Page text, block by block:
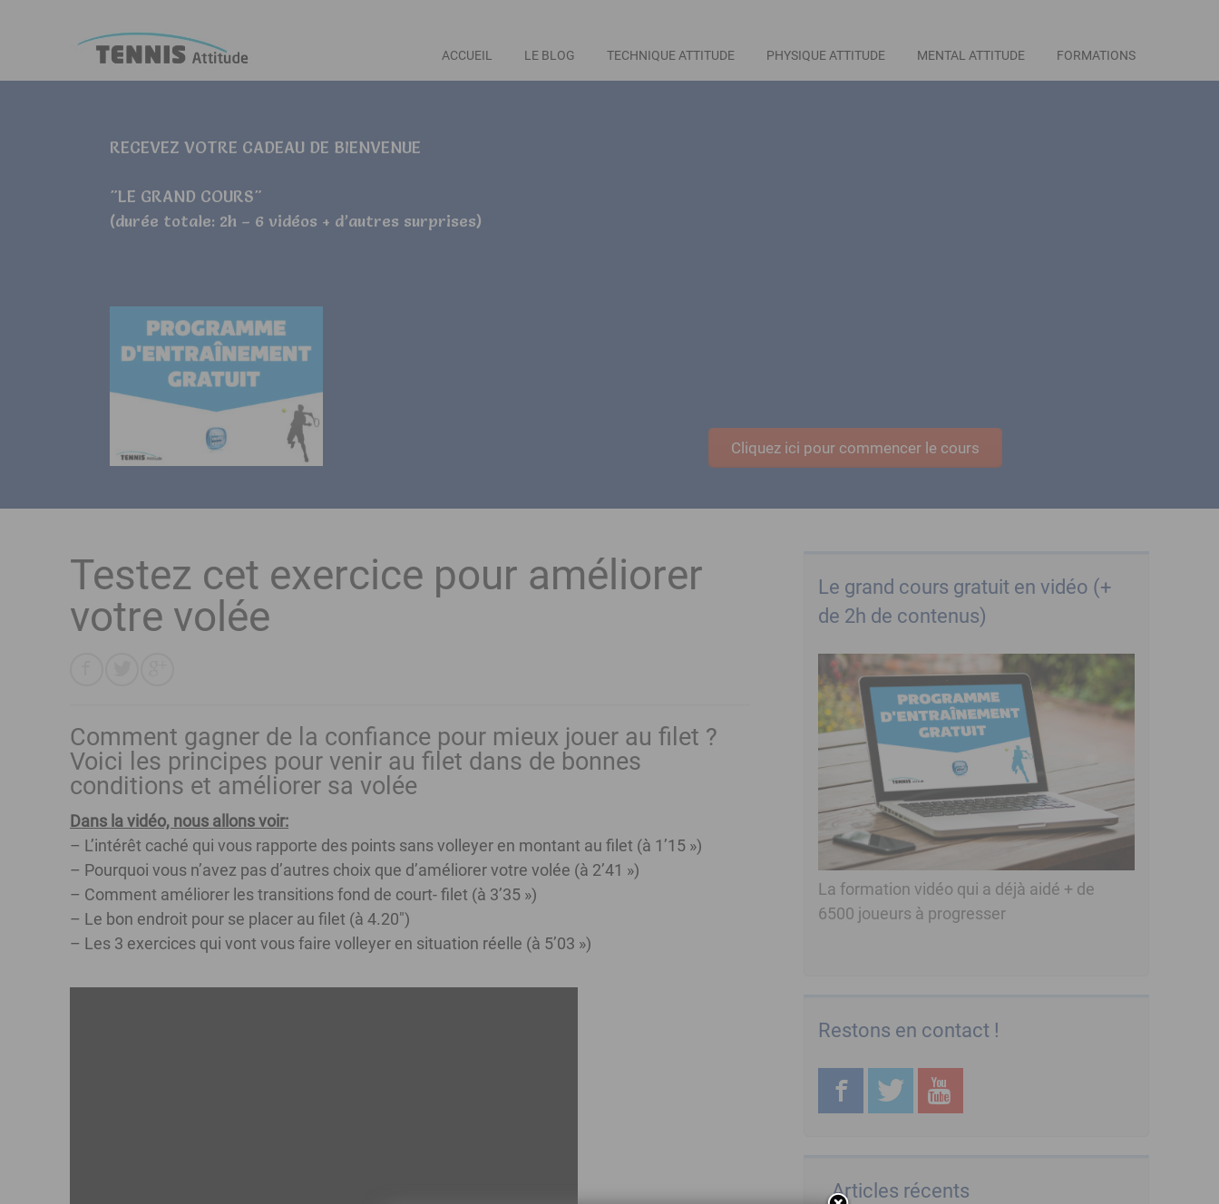
ACCUEIL LE BLOG TECHNIQUE ATTITUDE PHYSIQUE ATTITUDE MENTAL ATTITUDE FORMATIONS
RECEVEZ VOTRE CADEAU DE BIENVENUE
"LE GRAND COURS"
(durée totale: 2h – 6 vidéos + d’autres surprises)
Cliquez ici pour commencer le cours
Le grand cours gratuit en vidéo (+
de 2h de contenus)
La formation vidéo qui a déjà aidé + de
6500 joueurs à progresser
Restons en contact !
Articles récents
Testez cet exercice pour améliorer
votre volée
Comment gagner de la confiance pour mieux jouer au filet ?
Voici les principes pour venir au filet dans de bonnes
conditions et améliorer sa volée
Dans la vidéo, nous allons voir:
– L’intérêt caché qui vous rapporte des points sans volleyer en montant au filet (à 1’15 »)
– Pourquoi vous n’avez pas d’autres choix que d’améliorer votre volée (à 2’41 »)
– Comment améliorer les transitions fond de court- filet (à 3’35 »)
– Le bon endroit pour se placer au filet (à 4.20″)
– Les 3 exercices qui vont vous faire volleyer en situation réelle (à 5’03 »)